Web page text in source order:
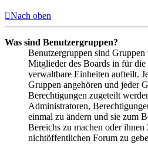
Nach oben
Was sind Benutzergruppen?
Benutzergruppen sind
Mitglieder des Boards in für
verwaltbare Einheiten aufteilt.
Gruppen angehören und jeder
Berechtigungen zugeteilt
Administratoren,
einmal zu ändern und sie zum
Bereichs zu machen oder
nichtöffentlichen Forum zu